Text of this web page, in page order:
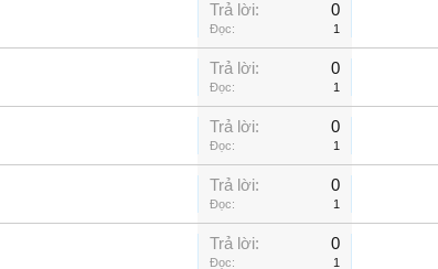
Trả lời: 0
Đọc: 1
Trả lời: 0
Đọc: 1
Trả lời: 0
Đọc: 1
Trả lời: 0
Đọc: 1
Trả lời: 0
Đọc: 1